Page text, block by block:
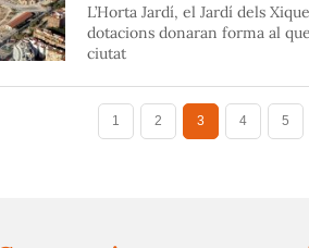
L’Horta Jardí, el Jardí dels
dotacions donaran forma al
ciutat
1 2 3 4 5